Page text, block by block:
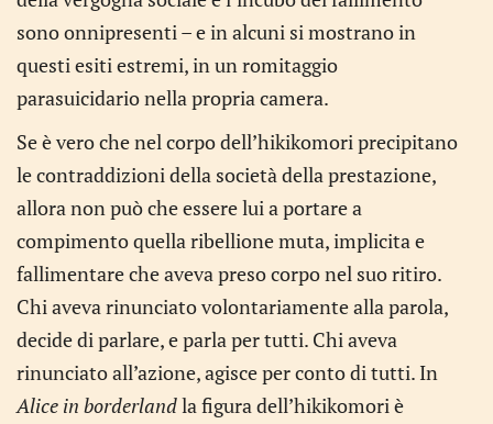
sono onnipresenti – e in alcuni si mostrano in
questi esiti estremi, in un romitaggio
parasuicidario nella propria camera.
Se è vero che nel corpo dell’hikikomori precipitano
le contraddizioni della società della prestazione,
allora non può che essere lui a portare a
compimento quella ribellione muta, implicita e
fallimentare che aveva preso corpo nel suo ritiro.
Chi aveva rinunciato volontariamente alla parola,
decide di parlare, e parla per tutti. Chi aveva
rinunciato all’azione, agisce per conto di tutti. In
Alice in borderlandla figura dell’hikikomori è